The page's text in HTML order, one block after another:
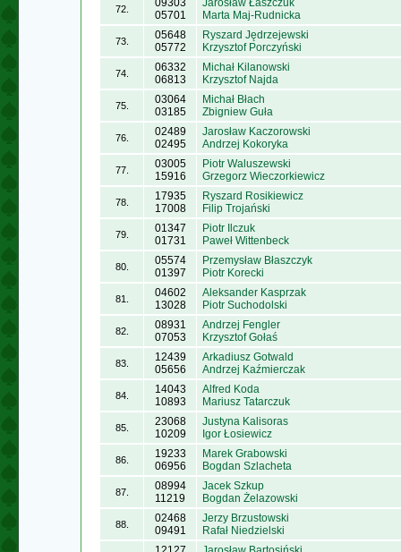
72.
09303
05701
Jarosław Łaszczuk
Marta Maj-Rudnicka
73.
05648
05772
Ryszard Jędrzejewski
Krzysztof Porczyński
74.
06332
06813
Michał Kilanowski
Krzysztof Najda
75.
03064
03185
Michał Błach
Zbigniew Guła
76.
02489
02495
Jarosław Kaczorowski
Andrzej Kokoryka
77.
03005
15916
Piotr Waluszewski
Grzegorz Wieczorkiewicz
78.
17935
17008
Ryszard Rosikiewicz
Filip Trojański
79.
01347
01731
Piotr Ilczuk
Paweł Wittenbeck
80.
05574
01397
Przemysław Błaszczyk
Piotr Korecki
81.
04602
13028
Aleksander Kasprzak
Piotr Suchodolski
82.
08931
07053
Andrzej Fengler
Krzysztof Gołaś
83.
12439
05656
Arkadiusz Gotwald
Andrzej Kaźmierczak
84.
14043
10893
Alfred Koda
Mariusz Tatarczuk
85.
23068
10209
Justyna Kalisoras
Igor Łosiewicz
86.
19233
06956
Marek Grabowski
Bogdan Szlacheta
87.
08994
11219
Jacek Szkup
Bogdan Żelazowski
88.
02468
09491
Jerzy Brzustowski
Rafał Niedzielski